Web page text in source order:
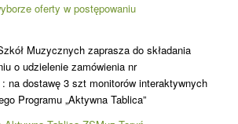
oferty w postępowaniu
Muzycznych zaprasza do składania
o udzielenie zamówienia nr
na dostawę 3 szt monitorów interaktywnych
Programu „Aktywna Tablica”